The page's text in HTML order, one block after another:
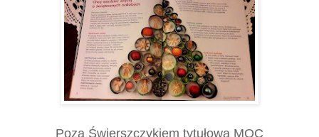
Poza Świerszczykiem tytułowa MOC